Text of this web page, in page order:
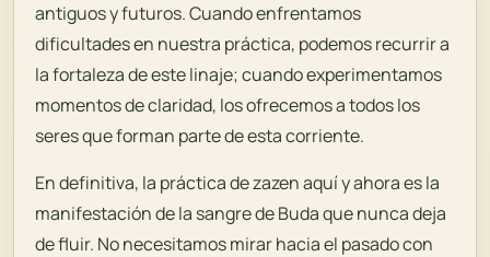
antiguos y futuros. Cuando enfrentamos
dificultades en nuestra práctica, podemos recurrir a
la fortaleza de este linaje; cuando experimentamos
momentos de claridad, los ofrecemos a todos los
seres que forman parte de esta corriente.
En definitiva, la práctica de zazen aquí y ahora es la
manifestación de la sangre de Buda que nunca deja
de fluir. No necesitamos mirar hacia el pasado con